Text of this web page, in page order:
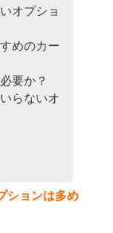
オプショ
めのカー
要か？
らないオ
ションは多め